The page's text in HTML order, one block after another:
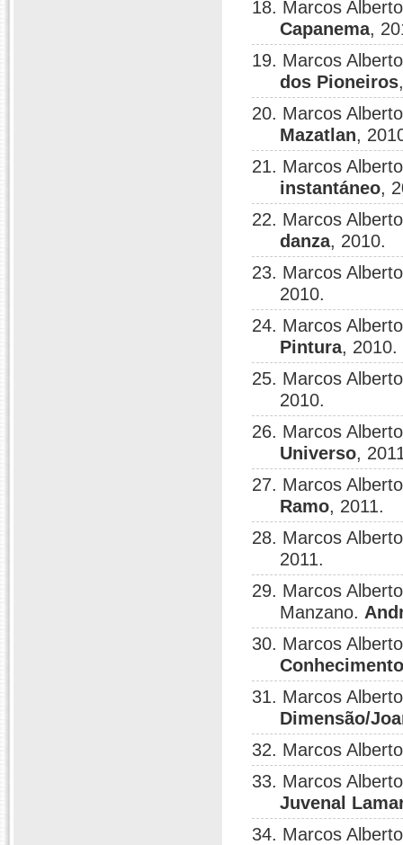
18. Marcos
Capanema,
19. Marcos
dos Pioneiros
20. Marcos
Mazatlan,
21. Marcos
instantáneo,
22. Marcos
danza, 2010.
23. Marcos
2010.
24. Marcos
Pintura, 2010.
25. Marcos
2010.
26. Marcos
Universo,
27. Marcos
Ramo, 2011.
28. Marcos
2011.
29. Marcos
Manzano.
30. Marcos
31. Marcos
Dimensão/
32. Marcos
33. Marcos
Juvenal
34. Marcos